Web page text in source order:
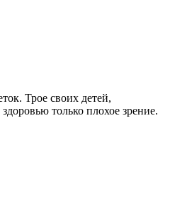
Трое своих детей,
только плохое зрение.